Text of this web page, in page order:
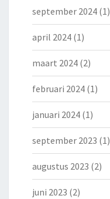
september 2024 (1)
april 2024 (1)
maart 2024 (2)
februari 2024 (1)
januari 2024 (1)
september 2023 (1)
augustus 2023 (2)
juni 2023 (2)